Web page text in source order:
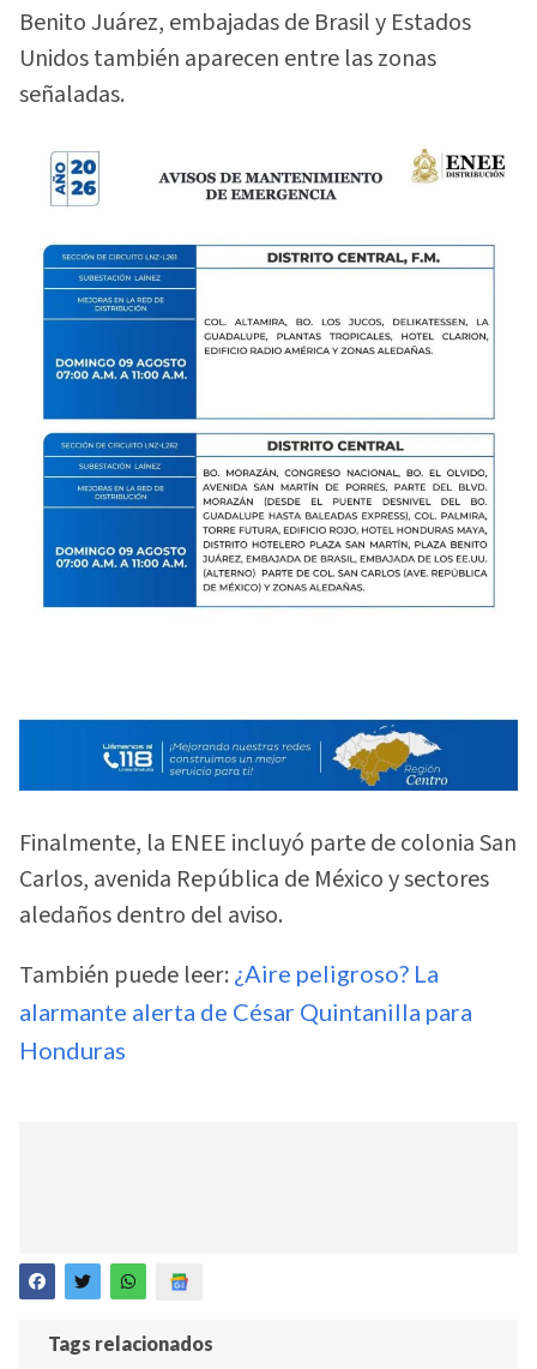
Benito Juárez, embajadas de Brasil y Estados
Unidos también aparecen entre las zonas
señaladas.
Finalmente, la ENEE incluyó parte de colonia San
Carlos, avenida República de México y sectores
aledaños dentro del aviso.
También puede leer: ¿Aire peligroso? La
alarmante alerta de César Quintanilla para
Honduras
Tags relacionados